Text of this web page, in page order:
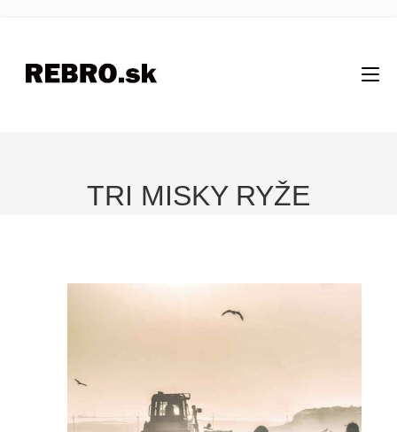
TRI MISKY RYŽE